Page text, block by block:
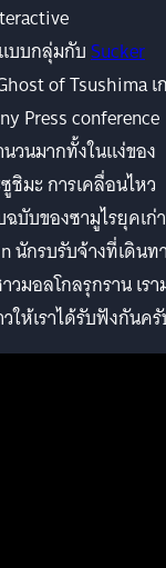
บบกลุ่มกับSucker
of Tsushima เ
Press conference
วนมากทั้งในแง่ของ
มะ การเคลื่อนไหว
บับของซามูไรยุคเก่า
นักรบรับจ้างที่เดินท
มอลโกลรุกราน เรา
ให้เราได้รับฟังกันค